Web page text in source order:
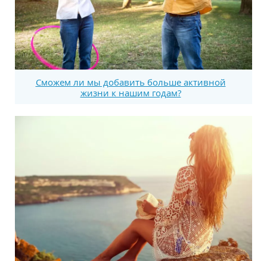
Сможем ли мы добавить больше активной
жизни к нашим годам?